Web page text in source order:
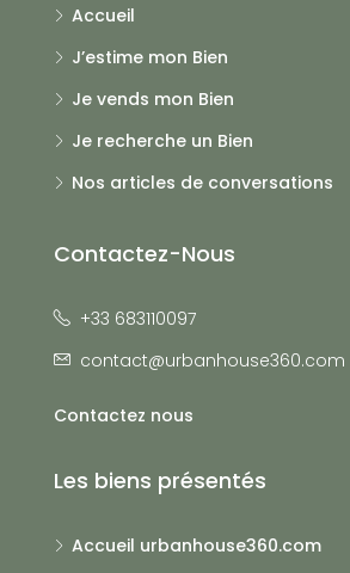
Accueil
J’estime mon Bien
Je vends mon Bien
Je recherche un Bien
Nos articles de conversations
Contactez-Nous
+33 683110097
contact@urbanhouse360.com
Contactez nous
Les biens présentés
Accueil urbanhouse360.com